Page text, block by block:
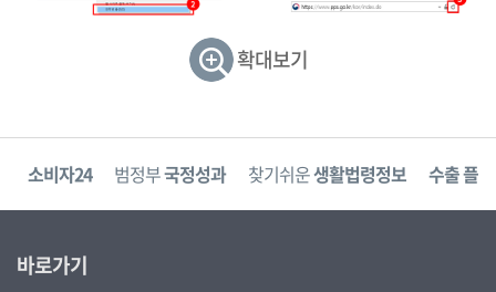
확대보기
소비자24 범정부국정성과 찾기쉬운생활법령정보 수출 플
바로가기